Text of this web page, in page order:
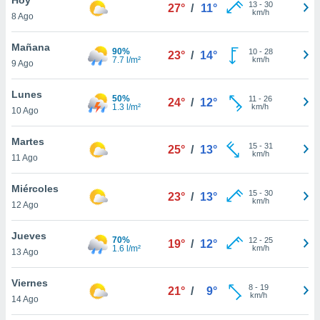
en
más
nuestra
de
cookies
aceptar
8 Ago
27° / 11° 13- 30
km/h
Mañana
9 Ago
90%
7.7 l/m²
23° / 14° 10- 28
km/h
Lunes
10 Ago
50%
1.3 l/m²
24° / 12° 11 - 26
km/h
Martes
11 Ago
25° / 13° 15- 31
km/h
Miércoles
12 Ago
23° / 13° 15- 30
km/h
Jueves
13 Ago
70%
1.6 l/m²
19° / 12° 12- 25
km/h
Viernes
14 Ago
21° / 9° 8- 19
km/h